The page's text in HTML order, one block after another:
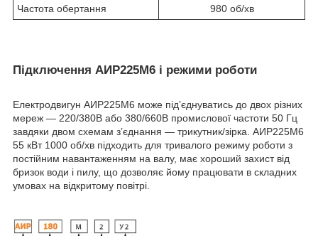
Частота обертання
980 об/хв
Підключення АИР225М6 і режими роботи
Електродвигун АИР225М6 може під’єднуватись до двох різних
мереж — 220/380В або 380/660В промислової частоти 50 Гц
завдяки двом схемам з’єднання — трикутник/зірка. АИР225М6
55 кВт 1000 об/хв підходить для тривалого режиму роботи з
постійним навантаженням на валу, має хороший захист від
бризок води і пилу, що дозволяє йому працювати в складних
умовах на відкритому повітрі.